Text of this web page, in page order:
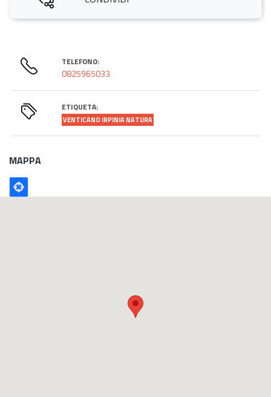
TELEFONO:
0825965033
ETIQUETA:
VENTICANO IRPINIA NATURA
MAPPA
Poligono
GEO